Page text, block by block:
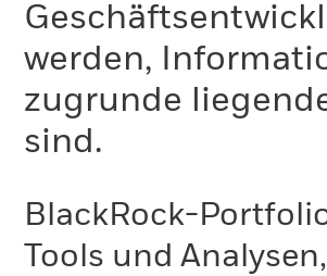
werden,
zugrunde
sind.
BlackRock-
Tools und